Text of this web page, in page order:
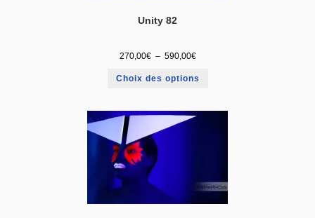
Unity 82
270,00€ – 590,00€
Choix des options